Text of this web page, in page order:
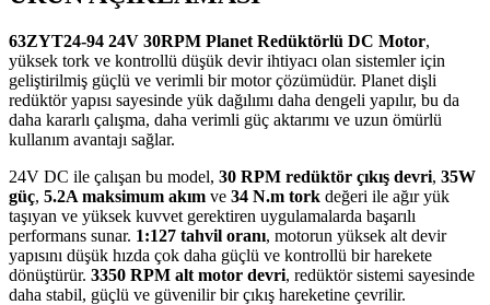
63ZYT24-94 24V 30RPM Planet Redüktörlü DC Motor,
yüksek tork ve kontrollü düşük devir ihtiyacı olan sistemler için
geliştirilmiş güçlü ve verimli bir motor çözümüdür. Planet dişli
redüktör yapısı sayesinde yük dağılımı daha dengeli yapılır, bu da
daha kararlı çalışma, daha verimli güç aktarımı ve uzun ömürlü
kullanım avantajı sağlar.
24V DC ile çalışan bu model, 30 RPM redüktör çıkış devri, 35W
güç, 5.2A maksimum akım ve 34 N.m tork değeri ile ağır yük
taşıyan ve yüksek kuvvet gerektiren uygulamalarda başarılı
performans sunar. 1:127 tahvil oranı, motorun yüksek alt devir
yapısını düşük hızda çok daha güçlü ve kontrollü bir harekete
dönüştürür. 3350 RPM alt motor devri, redüktör sistemi sayesinde
daha stabil, güçlü ve güvenilir bir çıkış hareketine çevrilir.